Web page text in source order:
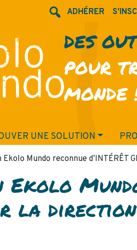
ADHÉRER
DES
POUR
MONDE
UNE SOLUTION
Ekolo Mundo reconnue
Ekolo
la